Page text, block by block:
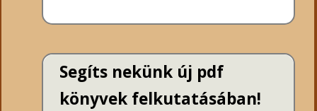
Segíts nekünk új pdf
könyvek felkutatásában!